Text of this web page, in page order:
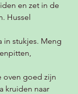
en zet in de
Hussel
in stukjes. Meng
oven goed zijn
kruiden naar